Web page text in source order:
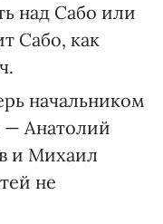
над Сабо или
Сабо, как
начальником
— Анатолий
и Михаил
не